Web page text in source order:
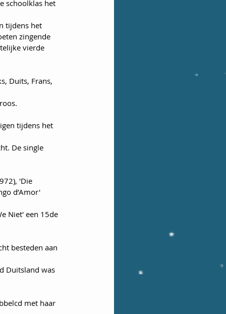
schoolklas het
tijdens het
zingende
vierde
Duits, Frans,
tijdens het
De single
'Die
d’Amor'
Niet' een 15de
besteden aan
Duitsland was
met haar